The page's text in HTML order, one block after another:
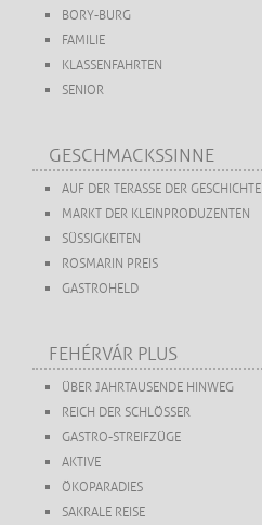
BORY-BURG
FAMILIE
KLASSENFAHRTEN
SENIOR
GESCHMACKSSINNE
AUF DER TERASSE DER GESCHICHTE
MARKT DER KLEINPRODUZENTEN
SÜSSIGKEITEN
ROSMARIN PREIS
GASTROHELD
FEHÉRVÁR PLUS
ÜBER JAHRTAUSENDE HINWEG
REICH DER SCHLÖSSER
GASTRO-STREIFZÜGE
AKTIVE
ÖKOPARADIES
SAKRALE REISE